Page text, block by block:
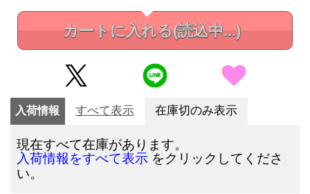
カートに入れる(読込中...)
入荷情報 すべて表示 在庫切のみ表示
現在すべて在庫があります。
入荷情報をすべて表示 をクリックしてくださ
い。